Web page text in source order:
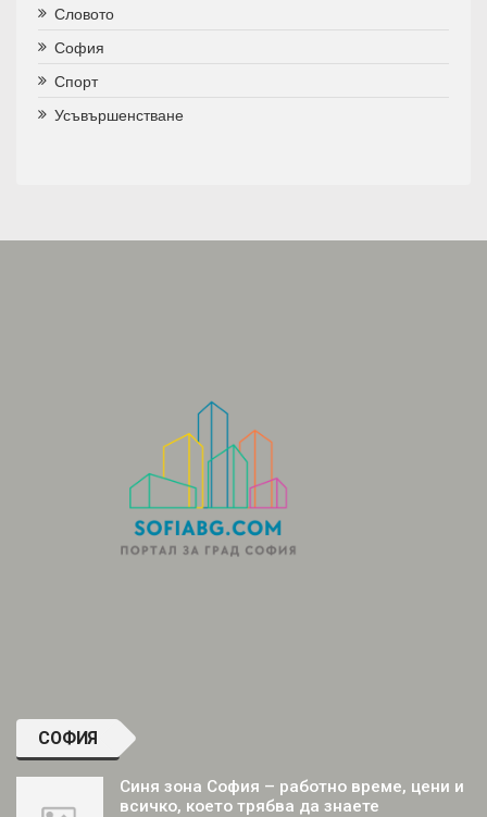
Словото
София
Спорт
Усъвършенстване
СОФИЯ
Синя зона София – работно време, цени и
всичко, което трябва да знаете